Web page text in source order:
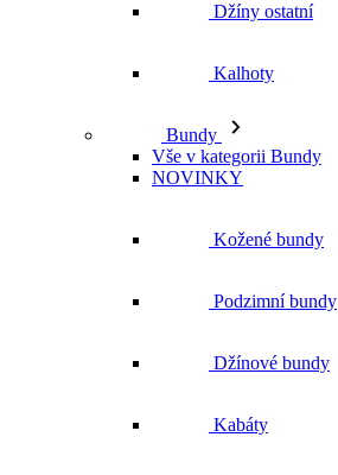
Džíny ostatní
Kalhoty
Bundy
Vše v kategorii Bundy
NOVINKY
Kožené bundy
Podzimní bundy
Džínové bundy
Kabáty